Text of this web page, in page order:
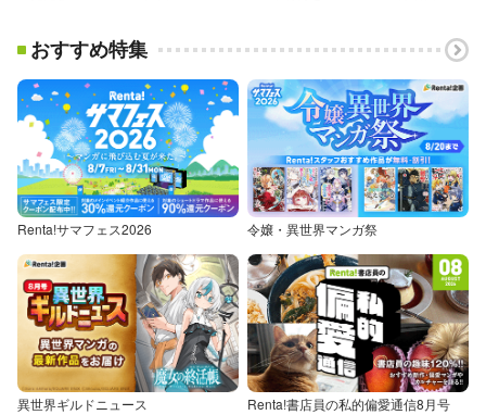
おすすめ特集
Renta!サマフェス2026 令嬢・異世界マンガ祭
異世界ギルドニュース Renta!書店員の私的偏愛通信8月号